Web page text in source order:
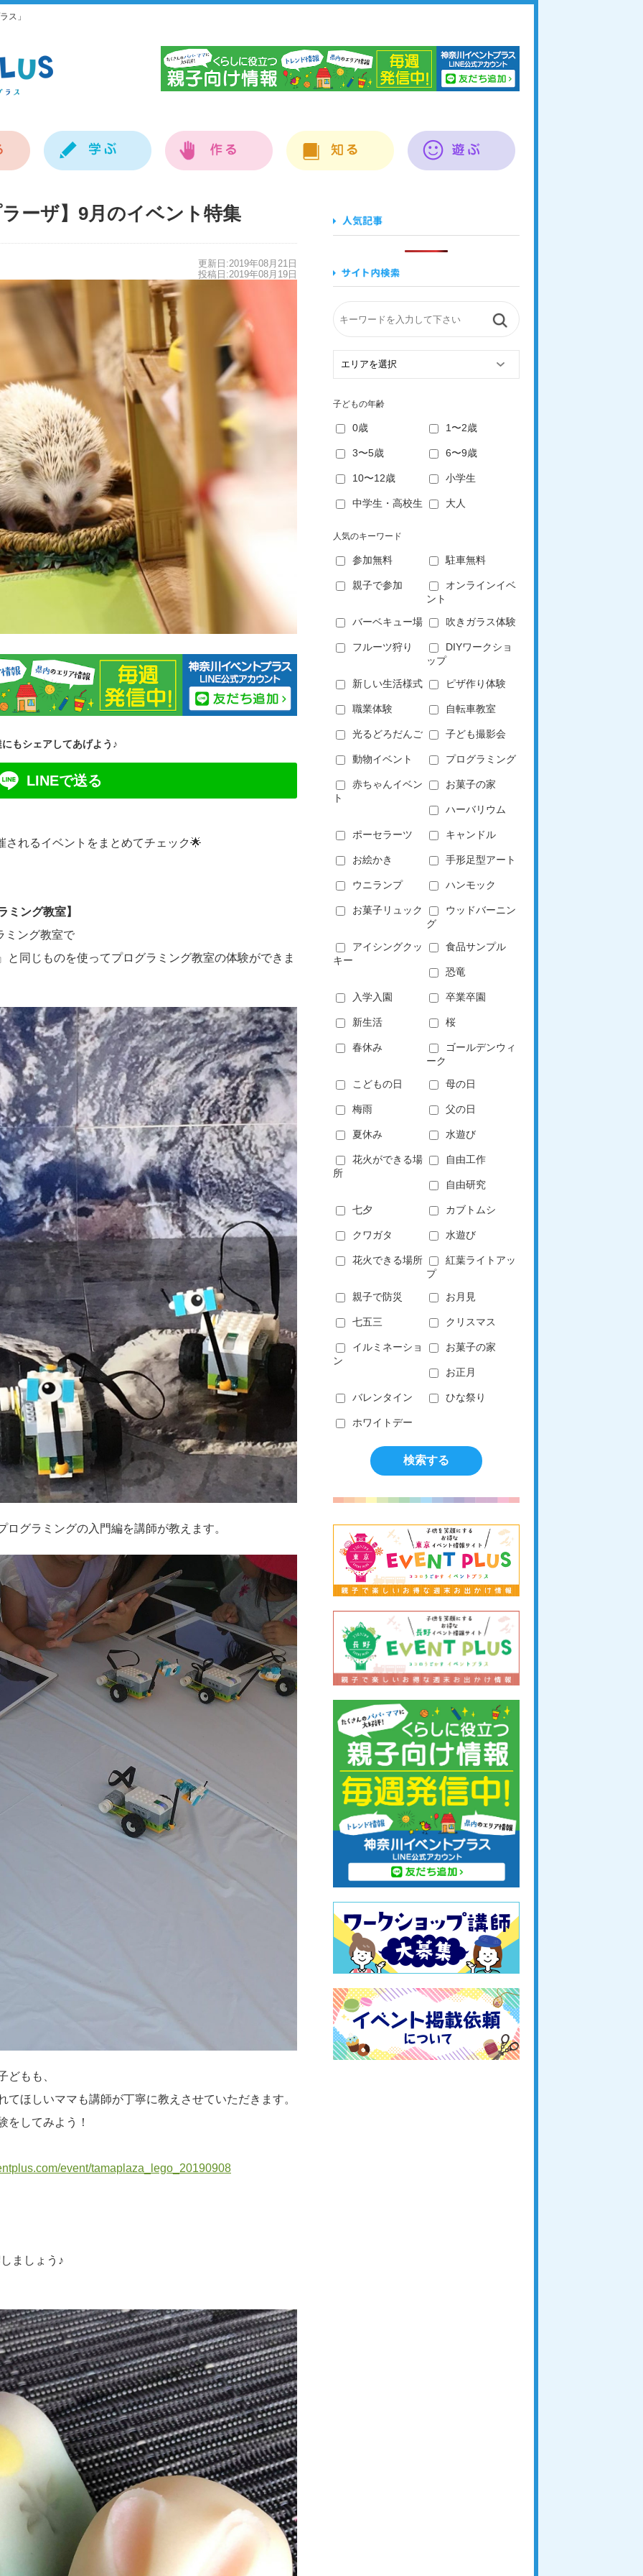
ス」
ーザ】9月のイベント特集
更新日:2019年08月21日
投稿日:2019年08月19日
もシェアしてあげよう♪
LINEで送る
れるイベントをまとめてチェック🌟
ング教室】
ミング教室で
同じものを使ってプログラミング教室の体験ができま
グラミングの入門編を講師が教えます。
どもも、
ほしいママも講師が丁寧に教えさせていただきます。
をしてみよう！
event/tamaplaza_lego_20190908
ましょう♪
子どもの年齢
0歳 1〜2歳
3〜5歳 6〜9歳
10〜12歳 小学生
中学生・高校生 大人
人気のキーワード
参加無料 駐車無料
親子で参加
オンラインイベ
ント
バーベキュー場 吹きガラス体験
フルーツ狩り
DIYワークショ
ップ
新しい生活様式 ピザ作り体験
職業体験 自転車教室
光るどろだんご 子ども撮影会
動物イベント プログラミング
赤ちゃんイベン
ト
お菓子の家
ハーバリウム
ポーセラーツ キャンドル
お絵かき 手形足型アート
ウニランプ ハンモック
お菓子リュック
ウッドバーニン
グ
アイシングクッ
キー
食品サンプル
恐竜
入学入園 卒業卒園
新生活 桜
春休み
ゴールデンウィ
ーク
こどもの日 母の日
梅雨 父の日
夏休み 水遊び
花火ができる場
所
自由工作
自由研究
七夕 カブトムシ
クワガタ 水遊び
花火できる場所
紅葉ライトアッ
プ
親子で防災 お月見
七五三 クリスマス
イルミネーショ
ン
お菓子の家
お正月
バレンタイン ひな祭り
ホワイトデー